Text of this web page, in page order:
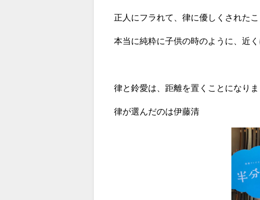
正人にフラれて、律に優しくされた
本当に純粋に子供の時のように、近
律と鈴愛は、距離を置くことになりま
律が選んだのは伊藤清